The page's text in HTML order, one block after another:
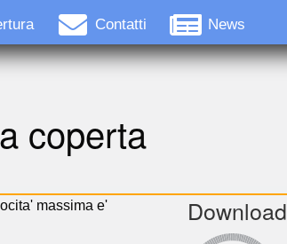
Contatti News
coperta
massima e' Download